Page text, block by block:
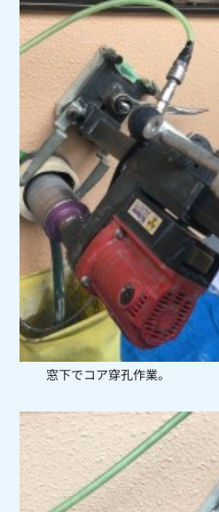
窓下でコア穿孔作業。